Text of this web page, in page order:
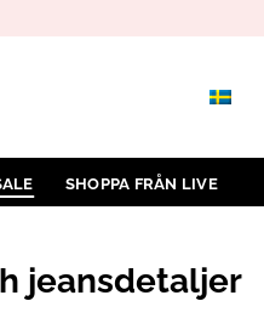
SHOPPA FRÅN LIVE
jeansdetaljer